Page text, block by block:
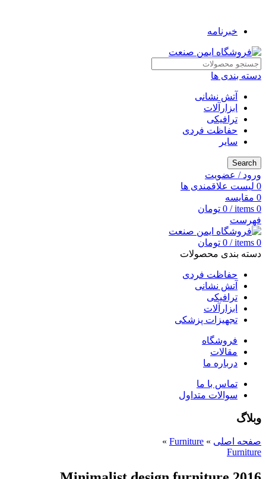
خبرنامه
دسته بندی ها
آتش نشانی
ابزارآلات
ترافیکی
حفاظت فردی
سایر
Search
ورود / عضویت
0 لیست علاقمندی ها
0 مقایسه
0
items
/
0 تومان
فهرست
0
items
/
0 تومان
دسته بندی محصولات
حفاظت فردی
آتش نشانی
ترافیکی
ابزارآلات
تجهیزات پزشکی
فروشگاه
مقالات
درباره ما
تماس با ما
سوالات متداول
وبلاگ
صفحه اصلی »
Furniture
»
Furniture